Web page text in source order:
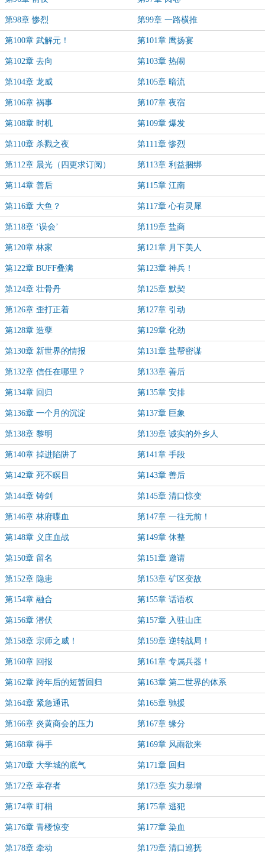
第98章 惨烈 第99章 一路横推
第100章 武解元！ 第101章 鹰扬宴
第102章 去向 第103章 热闹
第104章 龙威 第105章 暗流
第106章 祸事 第107章 夜宿
第108章 时机 第109章 爆发
第110章 杀戮之夜 第111章 惨烈
第112章 晨光（四更求订阅） 第113章 利益捆绑
第114章 善后 第115章 江南
第116章 大鱼？ 第117章 心有灵犀
第118章 ‘误会’ 第119章 盐商
第120章 林家 第121章 月下美人
第122章 BUFF叠满 第123章 神兵！
第124章 壮骨丹 第125章 默契
第126章 歪打正着 第127章 引动
第128章 造孽 第129章 化劲
第130章 新世界的情报 第131章 盐帮密谋
第132章 信任在哪里？ 第133章 善后
第134章 回归 第135章 安排
第136章 一个月的沉淀 第137章 巨象
第138章 黎明 第139章 诚实的外乡人
第140章 掉进陷阱了 第141章 手段
第142章 死不瞑目 第143章 善后
第144章 铸剑 第145章 清口惊变
第146章 林府喋血 第147章 一往无前！
第148章 义庄血战 第149章 休整
第150章 留名 第151章 邀请
第152章 隐患 第153章 矿区变故
第154章 融合 第155章 话语权
第156章 潜伏 第157章 入驻山庄
第158章 宗师之威！ 第159章 逆转战局！
第160章 回报 第161章 专属兵器！
第162章 跨年后的短暂回归 第163章 第二世界的体系
第164章 紧急通讯 第165章 驰援
第166章 炎黄商会的压力 第167章 缘分
第168章 得手 第169章 风雨欲来
第170章 大学城的底气 第171章 回归
第172章 幸存者 第173章 实力暴增
第174章 盯梢 第175章 逃犯
第176章 青楼惊变 第177章 染血
第178章 牵动 第179章 清口巡抚